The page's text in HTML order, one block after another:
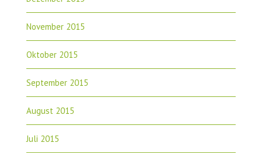
November 2015
Oktober 2015
September 2015
August 2015
Juli 2015